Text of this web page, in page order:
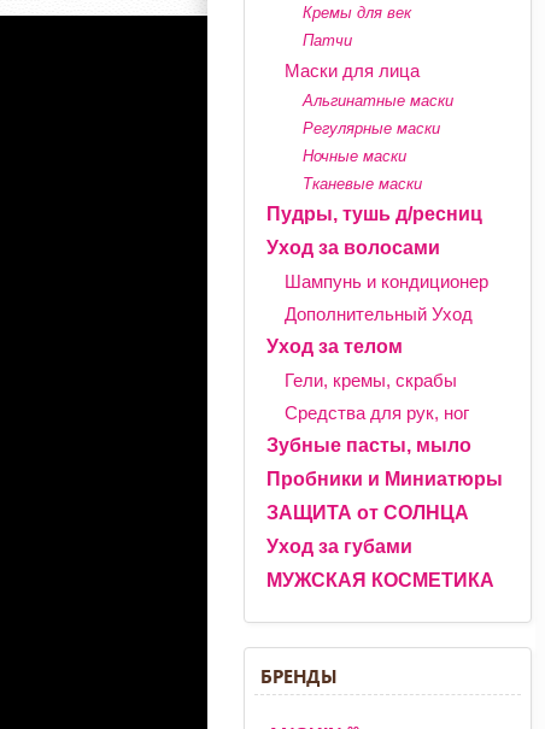
Кремы для век
Патчи
Маски для лица
Альгинатные маски
Регулярные маски
Ночные маски
Тканевые маски
Пудры, тушь д/ресниц
Уход за волосами
Шампунь и кондиционер
Дополнительный Уход
Уход за телом
Гели, кремы, скрабы
Средства для рук, ног
Зубные пасты, мыло
Пробники и Миниатюры
ЗАЩИТА от СОЛНЦА
Уход за губами
МУЖСКАЯ КОСМЕТИКА
БРЕНДЫ